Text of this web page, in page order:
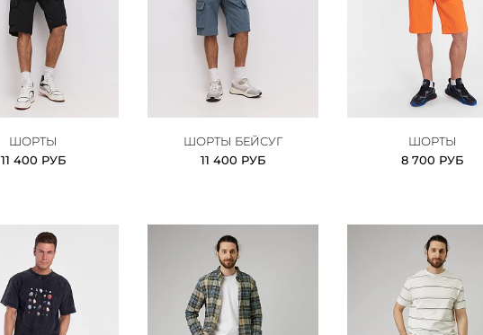
ШОРТЫ
11 400 РУБ
ШОРТЫ БЕЙСУГ
11 400 РУБ
ШОРТЫ
8 700 РУБ